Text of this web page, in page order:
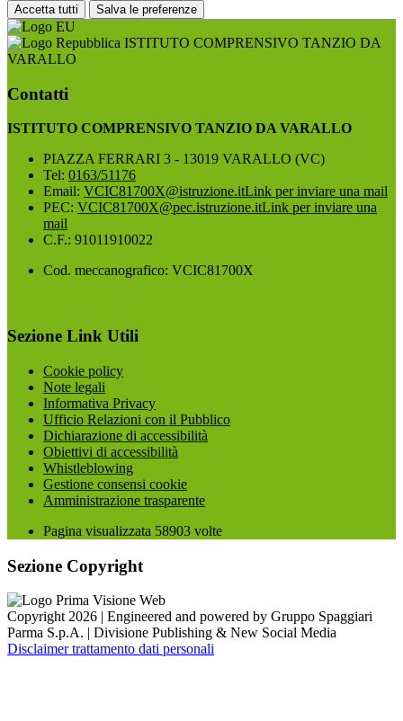
Accetta tutti Salva le preferenze
ISTITUTO COMPRENSIVO TANZIO DA
VARALLO
Contatti
ISTITUTO COMPRENSIVO TANZIO DA VARALLO
PIAZZA FERRARI 3 - 13019 VARALLO (VC)
Tel: 0163/51176
Email: VCIC81700X@istruzione.itLink per inviare una mail
PEC: VCIC81700X@pec.istruzione.itLink per inviare una
mail
C.F.: 91011910022
Cod. meccanografico: VCIC81700X
Sezione Link Utili
Cookie policy
Note legali
Informativa Privacy
Ufficio Relazioni con il Pubblico
Dichiarazione di accessibilità
Obiettivi di accessibilità
Whistleblowing
Gestione consensi cookie
Amministrazione trasparente
Pagina visualizzata 58903 volte
Sezione Copyright
Copyright 2026 | Engineered and powered by Gruppo Spaggiari
Parma S.p.A. | Divisione Publishing & New Social Media
Disclaimer trattamento dati personali